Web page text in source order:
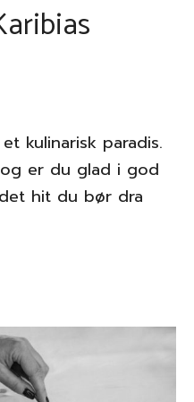
kulinarisk paradis.
er du glad i god
hit du bør dra